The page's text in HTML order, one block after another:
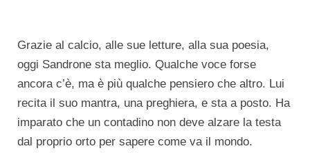
Grazie al calcio, alle sue letture, alla sua poesia,
oggi Sandrone sta meglio. Qualche voce forse
ancora c’è, ma è più qualche pensiero che altro. Lui
recita il suo mantra, una preghiera, e sta a posto. Ha
imparato che un contadino non deve alzare la testa
dal proprio orto per sapere come va il mondo.